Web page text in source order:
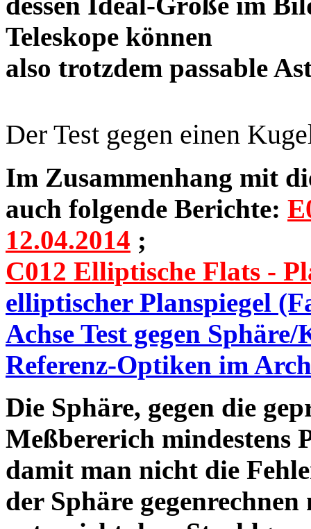
Teleskope können
also trotzdem
Der Test gegen einen
Im Zusammenhang mit
auch folgende Berichte:
12.04.2014 ;
C012 Elliptische Flats -
elliptischer Planspiegel
Achse Test gegen Sphäre/
Referenz-Optiken im
Die Sphäre, gegen die
Meßbererich mindestens
damit man nicht die
der Sphäre